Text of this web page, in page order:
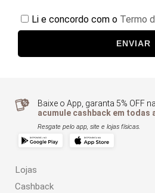
Li e concordo com o Termo
ENVIAR
Baixe o App, garanta 5% OFF
acumule cashback em todas
Resgate pelo app, site e lojas físicas.
Lojas
Cashback